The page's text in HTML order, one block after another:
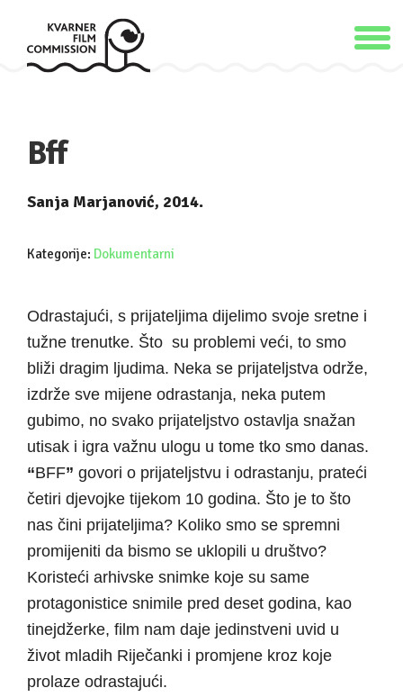
Bff
Sanja Marjanović, 2014.
Kategorije: Dokumentarni
Odrastajući, s prijateljima dijelimo svoje sretne i
tužne trenutke. Što su problemi veći, to smo
bliži dragim ljudima. Neka se prijateljstva održe,
izdrže sve mijene odrastanja, neka putem
gubimo, no svako prijateljstvo ostavlja snažan
utisak i igra važnu ulogu u tome tko smo danas.
“BFF” govori o prijateljstvu i odrastanju, prateći
četiri djevojke tijekom 10 godina. Što je to što
nas čini prijateljima? Koliko smo se spremni
promijeniti da bismo se uklopili u društvo?
Koristeći arhivske snimke koje su same
protagonistice snimile pred deset godina, kao
tinejdžerke, film nam daje jedinstveni uvid u
život mladih Riječanki i promjene kroz koje
prolaze odrastajući.